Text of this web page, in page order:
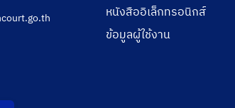
หนังสืออิเล็กทรอนิกส์
ข้อมูลผู้ใช้งาน